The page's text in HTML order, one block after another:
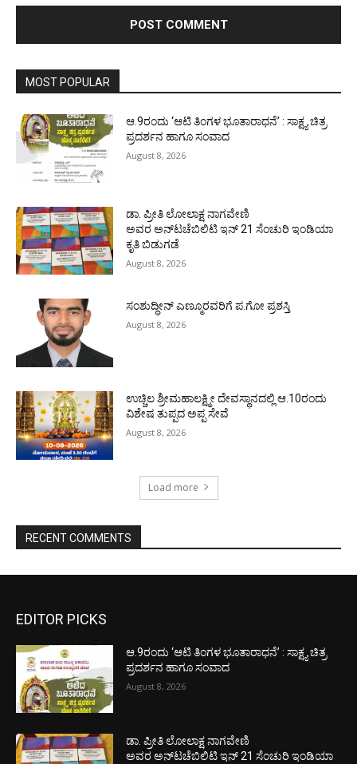
MOST POPULAR
ಆ.9ರಂದು ‘ಆಟಿ ತಿಂಗಳ ಭೂತಾರಾಧನೆ’ : ಸಾಕ್ಷ್ಯ ಚಿತ್ರ
ಪ್ರದರ್ಶನ ಹಾಗೂ ಸಂವಾದ
August 8, 2026
ಡಾ. ಪ್ರೀತಿ ಲೋಲಾಕ್ಷ ನಾಗವೇಣಿ
ಅವರ ಅನ್‌ಟಚೆಬಿಲಿಟಿ ಇನ್ 21 ಸೆಂಚುರಿ ಇಂಡಿಯಾ
ಕೃತಿ ಬಿಡುಗಡೆ
August 8, 2026
ಸಂಶುದ್ಧೀನ್ ಎಣ್ಮೂರವರಿಗೆ ಪ.ಗೋ ಪ್ರಶಸ್ತಿ
August 8, 2026
ಉಚ್ಚಿಲ ಶ್ರೀಮಹಾಲಕ್ಷ್ಮೀ ದೇವಸ್ಥಾನದಲ್ಲಿ ಆ.10ರಂದು
ವಿಶೇಷ ತುಪ್ಪದ ಅಪ್ಪ ಸೇವೆ
August 8, 2026
Load more
RECENT COMMENTS
EDITOR PICKS
ಆ.9ರಂದು ‘ಆಟಿ ತಿಂಗಳ ಭೂತಾರಾಧನೆ’ : ಸಾಕ್ಷ್ಯ ಚಿತ್ರ
ಪ್ರದರ್ಶನ ಹಾಗೂ ಸಂವಾದ
August 8, 2026
ಡಾ. ಪ್ರೀತಿ ಲೋಲಾಕ್ಷ ನಾಗವೇಣಿ
ಅವರ ಅನ್‌ಟಚೆಬಿಲಿಟಿ ಇನ್ 21 ಸೆಂಚುರಿ ಇಂಡಿಯಾ